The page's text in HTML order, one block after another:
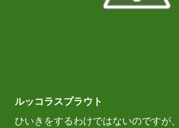
ルッコラスプラウト
ひいきをするわけではないのですが